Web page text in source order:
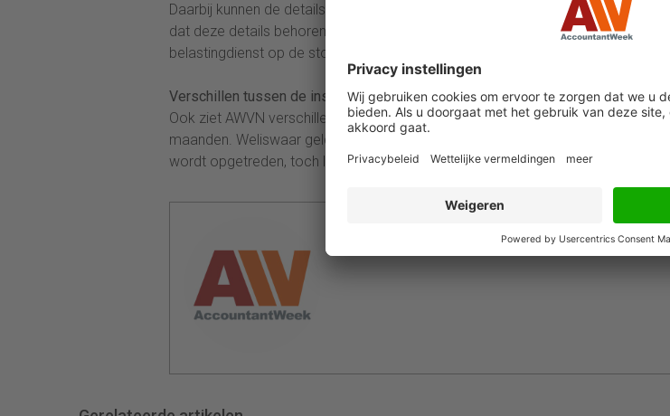
Daarbij kunnen de details problemen geven. Bijvoorbeeld daar waar de
dat deze details behoren tot het terrein van het ondernemen omdat zij vrezen
belastingdienst op de stoel van de ondernemer gaat zitten.
Verschillen tussen de inspecties
Ook ziet AWVN verschillen tussen de inspecties. De behandeltermijn beloopt
maanden. Weliswaar geldt tot 1 mei 2017 een overgangstermijn waarbinnen
wordt opgetreden, toch lijkt snel handelen nu geboden.